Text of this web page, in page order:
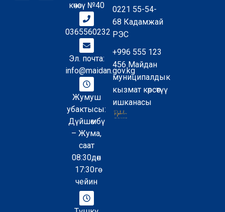
көчөсү №40
0365560232
Эл. почта:
info@maidan.gov.kg
Жумуш
убактысы:
Дүйшөмбү
– Жума,
саат
08:30дөн
17:30гө
чейин
0221 55-54-
68 Кадамжай
РЭС
+996 555 123
456 Майдан
муниципалдык
кызмат көрсөтүү
ишканасы